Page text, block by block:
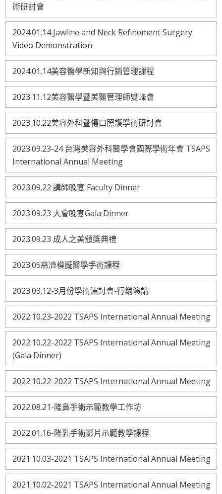
術研討會
2024.01.14 Jawline and Neck Refinement Surgery
Video Demonstration
2024.01.14美容醫學新知與行銷管理課程
2023.11.12美容醫學暨美醫管理師雙峰會
2023.10.22美容外科暨傷口照護學術研討會
2023.09.23-24 台灣美容外科醫學會國際學術年會 TSAPS
International Annual Meeting
2023.09.22 講師晚宴 Faculty Dinner
2023.09.23 大會晚宴Gala Dinner
2023.09.23 成人之美頒獎典禮
2023.05慈濟模擬醫學手術課程
2023.03.12-3月份學術演討會-行銷演講
2022.10.23-2022 TSAPS International Annual Meeting
2022.10.22-2022 TSAPS International Annual Meeting
(Gala Dinner)
2022.10.22-2022 TSAPS International Annual Meeting
2022.08.21-隆鼻手術示範教學工作坊
2022.01.16-隆乳手術影片示範教學課程
2021.10.03-2021 TSAPS International Annual Meeting
2021.10.02-2021 TSAPS International Annual Meeting